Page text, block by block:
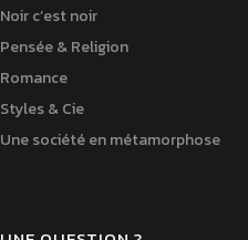
Noir c’est noir
Pensée & Religion
Romance
Styles & Cie
Une société en métamorphose